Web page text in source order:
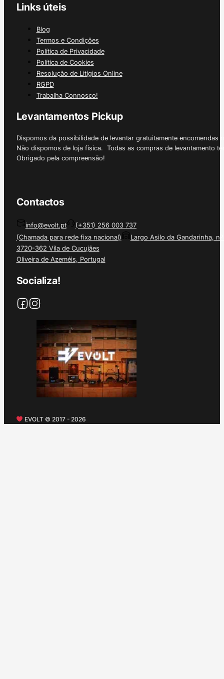
Links úteis
Blog
Termos e Condições
Política de Privacidade
Política de Cookies
Resolução de Litígios Online
RGPD
Trabalha Connosco!
Levantamentos Pickup
Dispomos da possibilidade de levantar gratuitamente
Não dispomos de loja física. Todas as compras de levantamento
Obrigado pela compreensão!
Contactos
info@evolt.pt
(+351) 256 003 737
(Chamada para rede fixa nacional)
Largo Asilo da Gandarinha, nº
3720-362 Vila de Cucujães
Oliveira de Azeméis, Portugal
Socializa!
EVOLT © 2017 - 2026